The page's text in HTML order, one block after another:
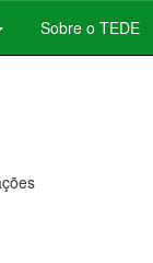
Sobre o TEDE